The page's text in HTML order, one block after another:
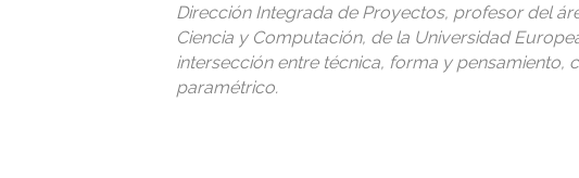
Dirección Integrada de Proyectos, profesor del
Ciencia y Computación, de la Universidad
intersección entre técnica, forma y pensamiento,
paramétrico.